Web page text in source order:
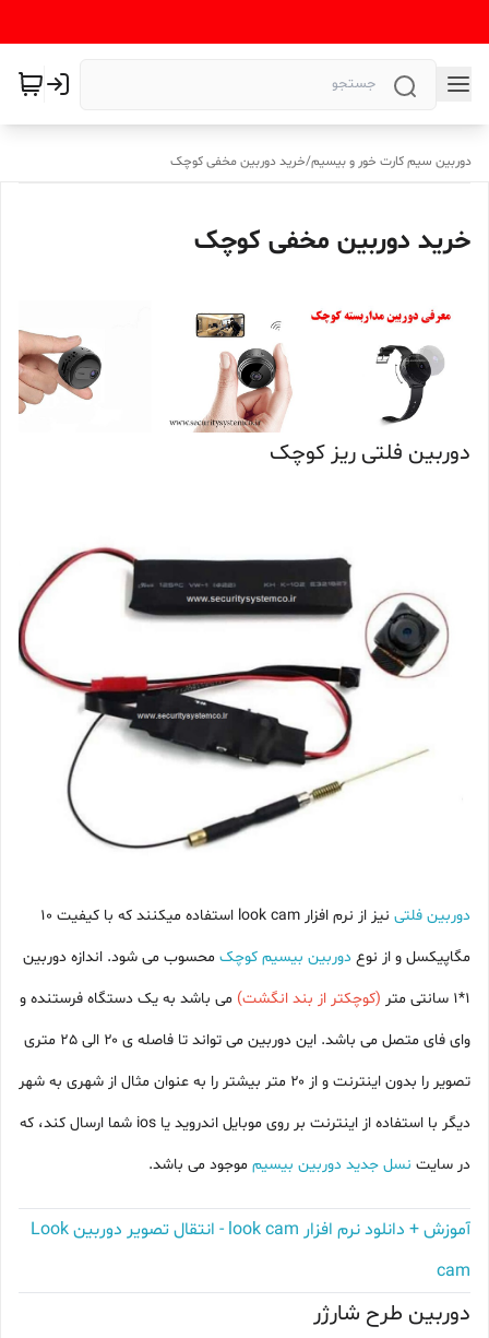
دوربین سیم کارت خور و بیسیم/خرید دوربین مخفی کوچک
خرید دوربین مخفی کوچک
دوربین فلتی ریز کوچک
دوربین فلتی
نیز از نرم افزار look cam استفاده میکنند که با کیفیت 10
مگاپیکسل و از نوع دوربین بیسیم کوچک محسوب می شود. اندازه دوربین
۱*۱ سانتی متر
(کوچکتر از بند انگشت) می باشد به یک دستگاه فرستنده و
وای فای متصل می باشد. این دوربین می تواند تا فاصله ی ۲۰ الی 25 متری
تصویر را بدون اینترنت و از ۲۰ متر بیشتر را به عنوان مثال از شهری به شهر
دیگر با استفاده از اینترنت بر روی موبایل اندروید یا ios شما ارسال کند، که
در سایت نسل جدید دوربین بیسیم موجود می باشد.
آموزش + دانلود نرم افزار look cam - انتقال تصویر دوربین Look
cam
دوربین طرح شارژر